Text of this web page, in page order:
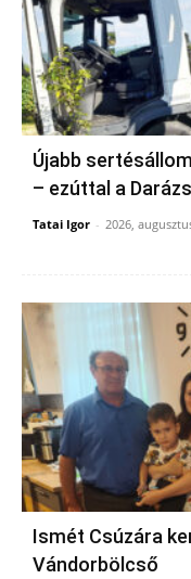
Újabb
– ezúttal a
Tatai Igor - 2026,
Ismét Csúzára
Vándorbölcső